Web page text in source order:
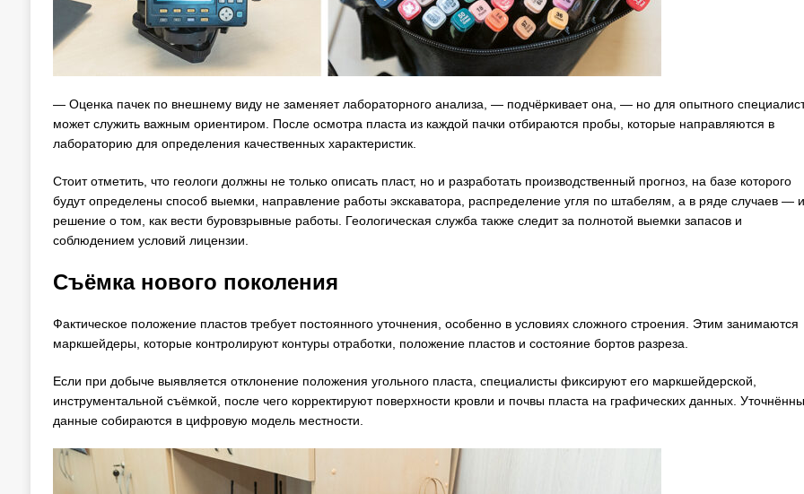
— Оценка пачек по внешнему виду не заменяет лабораторного анализа, — подчёркивает она, — но для опытного
может служить важным ориентиром. После осмотра пласта из каждой пачки отбираются пробы, которые направляются в
лабораторию для определения качественных характеристик.
Стоит отметить, что геологи должны не только описать пласт, но и разработать производственный прогноз, на базе которого
будут определены способ выемки, направление работы экскаватора, распределение угля по штабелям, а в ряде случаев — и
решение о том, как вести буровзрывные работы. Геологическая служба также следит за полнотой выемки запасов и
соблюдением условий лицензии.
Съёмка нового поколения
Фактическое положение пластов требует постоянного уточнения, особенно в условиях сложного строения. Этим занимаются
маркшейдеры, которые контролируют контуры отработки, положение пластов и состояние бортов разреза.
Если при добыче выявляется отклонение положения угольного пласта, специалисты фиксируют его маркшейдерской,
инструментальной съёмкой, после чего корректируют поверхности кровли и почвы пласта на графических данных.
данные собираются в цифровую модель местности.